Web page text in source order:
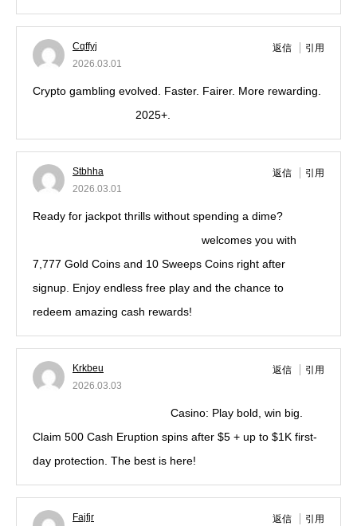
Cqffyj
2026.03.01
返信 引用
Crypto gambling evolved. Faster. Fairer. More rewarding.
2025+.
Stbhha
2026.03.01
返信 引用
Ready for jackpot thrills without spending a dime?
welcomes you with
7,777 Gold Coins and 10 Sweeps Coins right after
signup. Enjoy endless free play and the chance to
redeem amazing cash rewards!
Krkbeu
2026.03.03
返信 引用
Casino: Play bold, win big.
Claim 500 Cash Eruption spins after $5 + up to $1K first-
day protection. The best is here!
Fajfjr
返信 引用